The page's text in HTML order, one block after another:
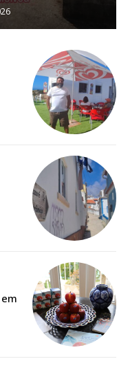
exclusivos e versões
desejado: